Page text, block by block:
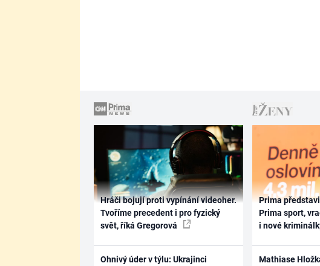
Hráči bojují proti vypínání videoher.
Tvoříme precedent i pro fyzický
svět, říká Gregorová
Ohnivý úder v týlu: Ukrajinci
Prima
Prima sport,
i nové
Mathiase